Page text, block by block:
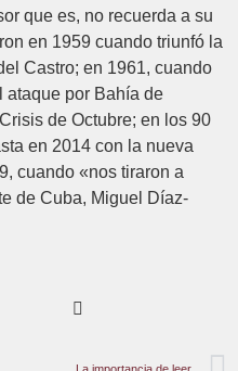
que es, no recuerda a su
en 1959 cuando triunfó la
Castro; en 1961, cuando
ataque por Bahía de
de Octubre; en los 90
en 2014 con la nueva
cuando «nos tiraron a
de Cuba, Miguel Díaz-